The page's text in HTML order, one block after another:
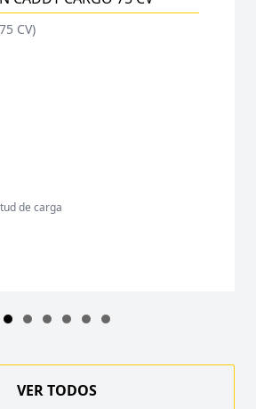
CV)
de carga
VER TODOS